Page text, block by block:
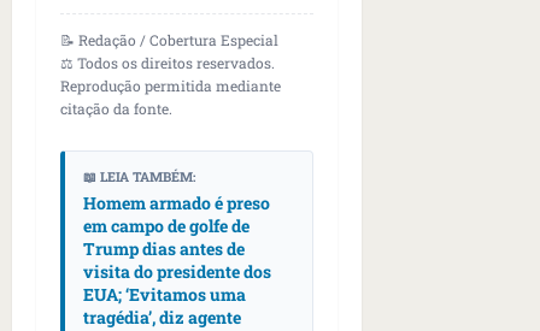
📝 Redação / Cobertura Especial
⚖️ Todos os direitos reservados.
Reprodução permitida mediante
citação da fonte.
📖 LEIA TAMBÉM:
Homem armado é preso
em campo de golfe de
Trump dias antes de
visita do presidente dos
EUA; ‘Evitamos uma
tragédia’, diz agente